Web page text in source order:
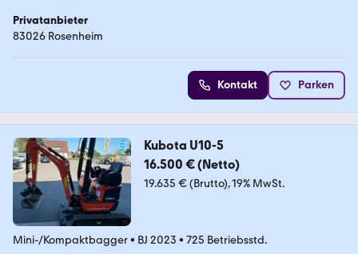
Privatanbieter
83026 Rosenheim
Kontakt Parken
Kubota U10-5
16.500 € (Netto)
19.635 € (Brutto) 19% MwSt.
Mini-/Kompaktbagger• BJ 2023 • 725 Betriebsstd.